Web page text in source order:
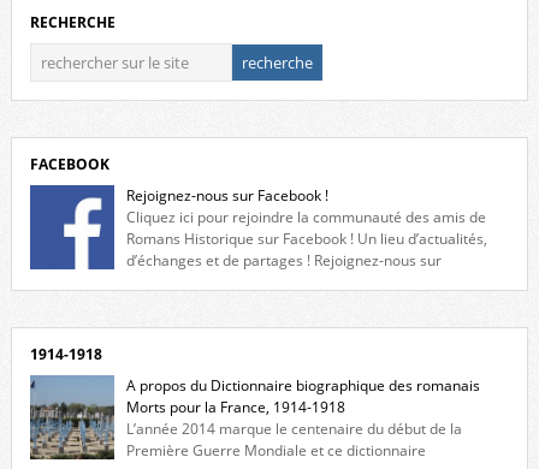
RECHERCHE
FACEBOOK
Rejoignez-nous sur Facebook !
Cliquez ici pour rejoindre la communauté des amis de
Romans Historique sur Facebook ! Un lieu d’actualités,
d’échanges et de partages ! Rejoignez-nous sur
1914-1918
A propos du Dictionnaire biographique des romanais
Morts pour la France, 1914-1918
L’année 2014 marque le centenaire du début de la
Première Guerre Mondiale et ce dictionnaire